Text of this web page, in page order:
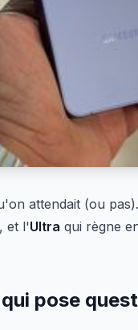
attendait (ou pas).
et l'Ultra qui règne
pose